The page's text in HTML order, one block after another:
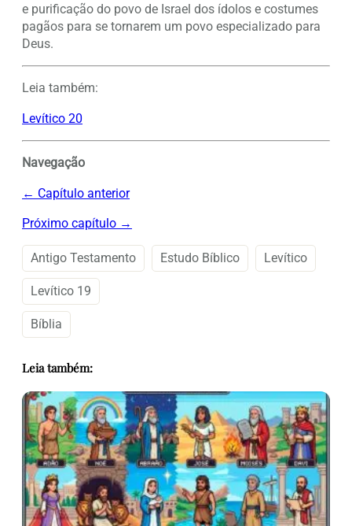
e purificação do povo de Israel dos ídolos e costumes
pagãos para se tornarem um povo especializado para
Deus.
Leia também:
Levítico 20
Navegação
← Capítulo anterior
Próximo capítulo →
Antigo Testamento Estudo Bíblico Levítico
Levítico 19
Bíblia
Leia também: